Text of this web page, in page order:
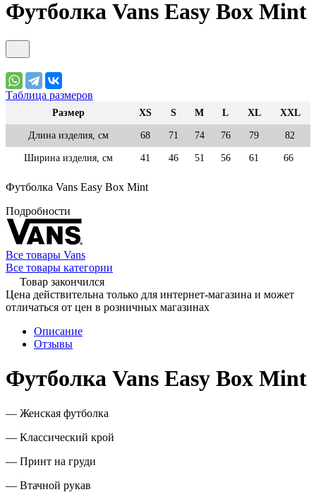
Футболка Vans Easy Box Mint
Таблица размеров
Размер XS S M L XL XXL
Длина изделия, см 68 71 74 76 79 82
Ширина изделия, см 41 46 51 56 61 66
Футболка Vans Easy Box Mint
Подробности
Все товары Vans
Все товары категории
Товар закончился
Цена действительна только для интернет-магазина и может
отличаться от цен в розничных магазинах
Описание
Отзывы
Футболка Vans Easy Box Mint
— Женская футболка
— Классический крой
— Принт на груди
— Втачной рукав